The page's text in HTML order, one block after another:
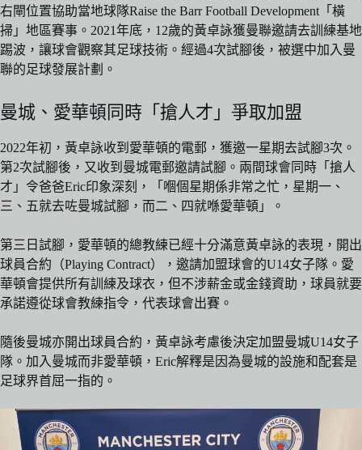
右閘位置協助當地球隊Raise the Barr Football Development「橫
掃」地區賽事。2021年底，12歲的黃卓詠獲曼聯邀請去訓練基地
踢波，讓球會觀察其足球技術。經過4次試腳後，被選中加入曼
聯的足球發展計劃。
曼城、愛華頓同時「搶人才」爭取加盟
2022年初，黃卓詠收到愛華頓的電郵，獲邀一星期去試腳3次。
第2次試腳後，又收到曼城電郵邀請試腳。兩間球會同時「搶人
才」令爸爸Eric印象深刻，「嗰個星期係非常之忙，星期一、
三、五就去咗曼城試腳，而二、四就喺愛華頓」。
第三日試腳，愛華頓的總教練已經十分滿意黃卓詠的表現，開出
球員合約（Playing Contract），邀請加盟球會的U14女子隊。愛
華頓會提供所有訓練及球衣，但不涉薪金或金錢資助，球員就要
承諾遵從球會教練指令，代表球會出賽。
隨後曼城亦開出球員合約，黃卓詠考慮後決定加盟曼城U14女子
隊。加入曼城而非愛華頓，Eric解釋是因為曼城的設施和配套是
足球界首屈一指的。